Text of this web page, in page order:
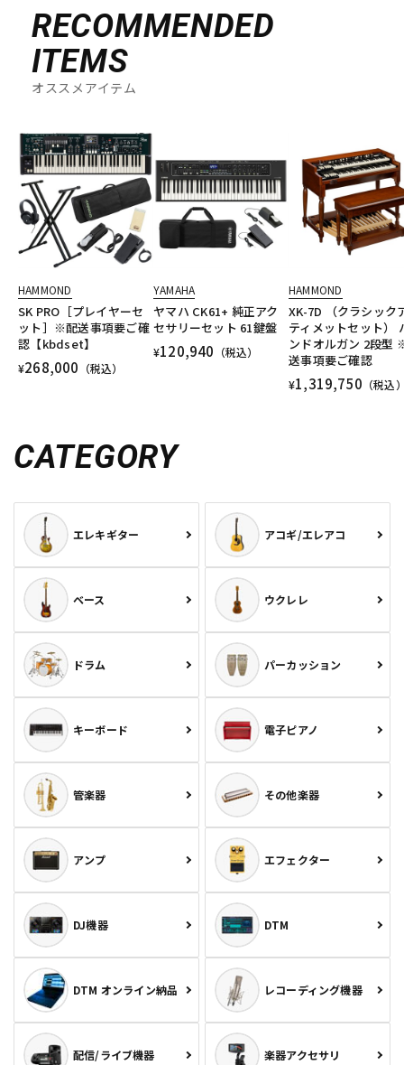
RECOMMENDED
ITEMS
オススメアイテム
HAMMOND
SK PRO［プレイヤーセ
ット］※配送事項要ご確
認【kbdset】
¥268,000 （税込）
YAMAHA
ヤマハ CK61+ 純正アク
セサリーセット 61鍵盤
¥120,940 （税込）
HAMMOND
XK-7D （クラシック
ティメットセット）
ンドオルガン 2段型
送事項要ご確認
¥1,319,750 （税込
CATEGORY
エレキギター アコギ/エレアコ
ベース ウクレレ
ドラム パーカッション
キーボード 電子ピアノ
管楽器 その他楽器
アンプ エフェクター
DJ機器 DTM
DTM オンライン納品 レコーディング機器
配信/ライブ機器 楽器アクセサリ